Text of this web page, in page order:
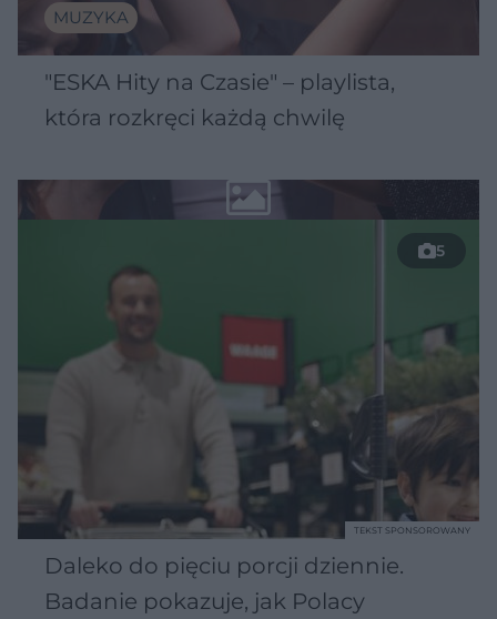
MUZYKA
"ESKA Hity na Czasie" – playlista,
która rozkręci każdą chwilę
5
Daleko do pięciu porcji dziennie.
Badanie pokazuje, jak Polacy
TEKST SPONSOROWANY